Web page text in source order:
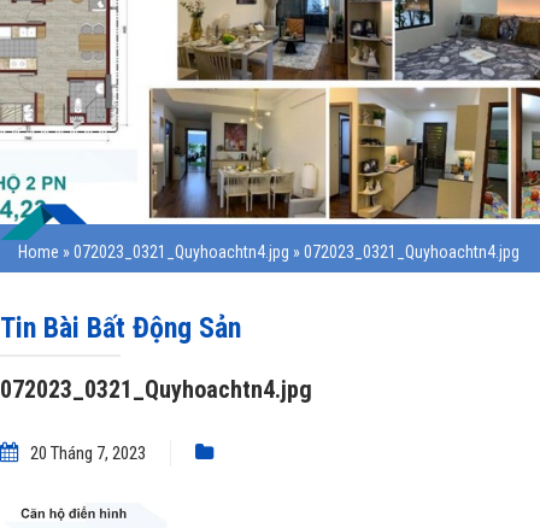
Home »072023_0321_Quyhoachtn4.jpg »072023_0321_Quyhoachtn4.jpg
Tin Bài Bất Động Sản
072023_0321_Quyhoachtn4.jpg
20 Tháng 7, 2023